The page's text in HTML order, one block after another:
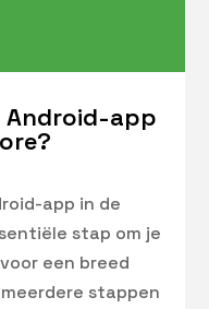
Android-app
app in de
stap om je
een breed
stappen